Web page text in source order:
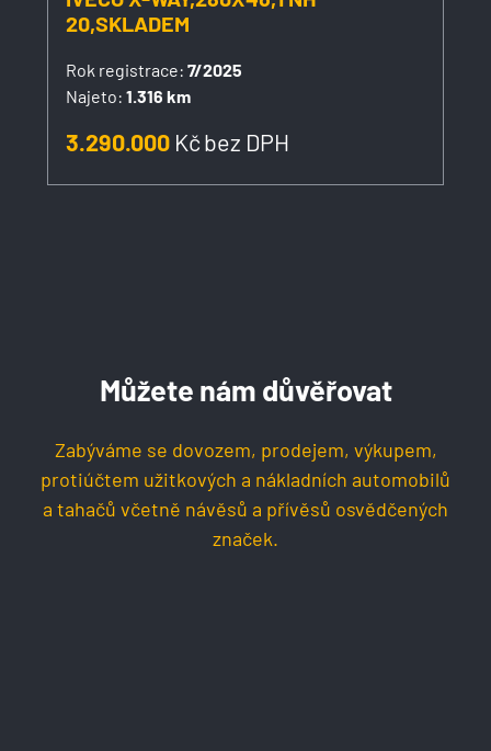
20,SKLADEM
Rok registrace: 7/2025
Najeto: 1.316 km
3.290.000 Kčbez DPH
Můžete nám důvěřovat
Zabýváme se dovozem, prodejem, výkupem,
protiúčtem užitkových a nákladních automobilů
a tahačů včetně návěsů a přívěsů osvědčených
značek.